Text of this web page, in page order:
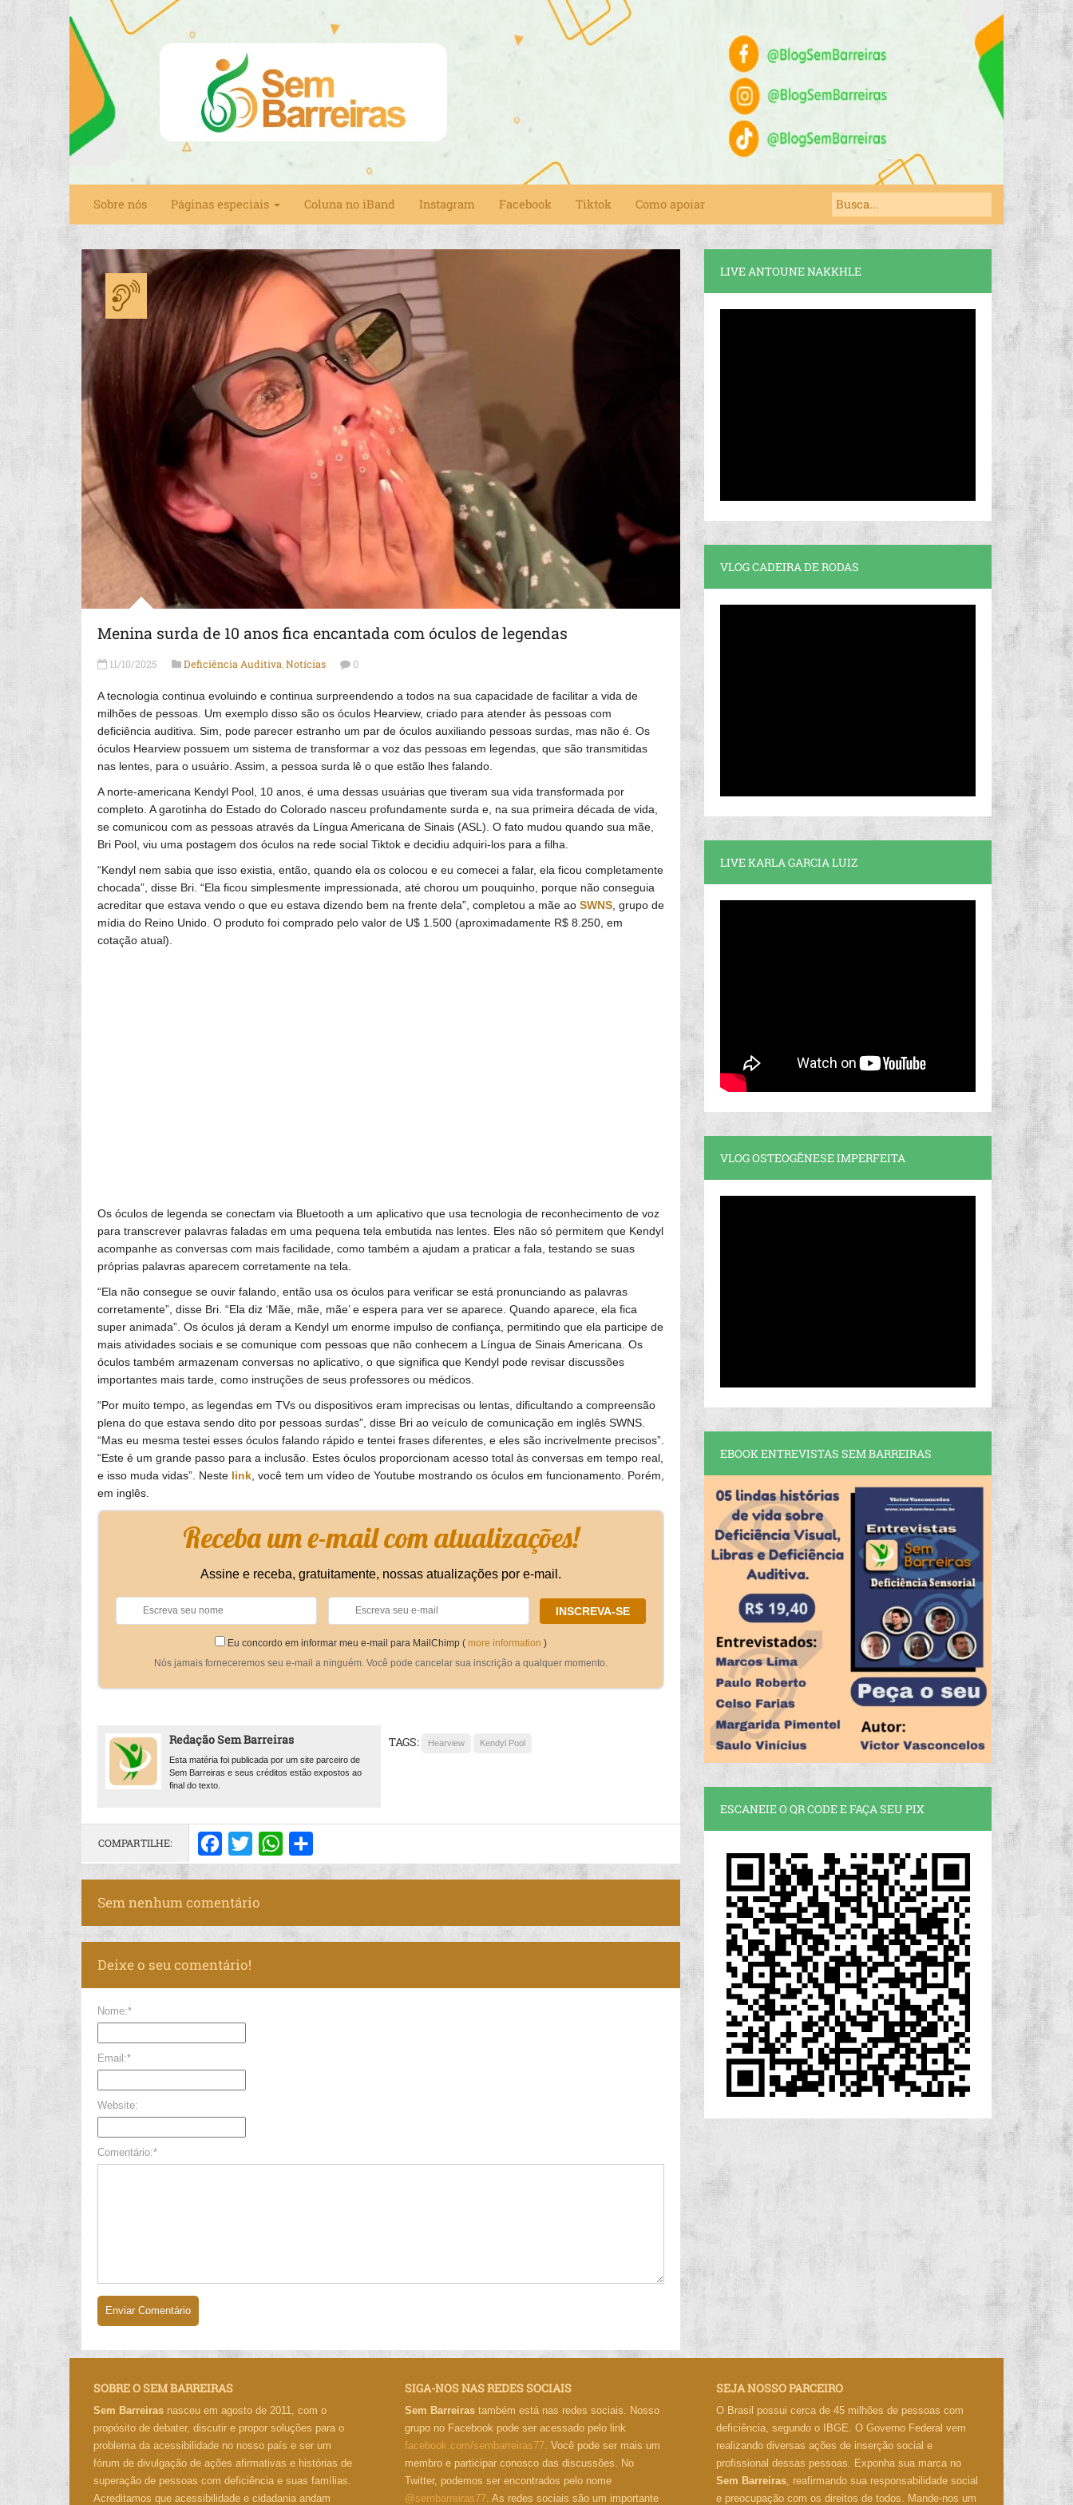
Sobre nós Páginas especiais Coluna no iBand Instagram Facebook Tiktok Como apoiar
Menina surda de 10 anos fica encantada com óculos de legendas
11/10/2025 Deficiência Auditiva,Notícias 0
A tecnologia continua evoluindo e continua surpreendendo a todos na sua capacidade de facilitar a vida de
milhões de pessoas. Um exemplo disso são os óculos Hearview, criado para atender às pessoas com
deficiência auditiva. Sim, pode parecer estranho um par de óculos auxiliando pessoas surdas, mas não é. Os
óculos Hearview possuem um sistema de transformar a voz das pessoas em legendas, que são transmitidas
nas lentes, para o usuário. Assim, a pessoa surda lê o que estão lhes falando.
A norte-americana Kendyl Pool, 10 anos, é uma dessas usuárias que tiveram sua vida transformada por
completo. A garotinha do Estado do Colorado nasceu profundamente surda e, na sua primeira década de vida,
se comunicou com as pessoas através da Língua Americana de Sinais (ASL). O fato mudou quando sua mãe,
Bri Pool, viu uma postagem dos óculos na rede social Tiktok e decidiu adquiri-los para a filha.
“Kendyl nem sabia que isso existia, então, quando ela os colocou e eu comecei a falar, ela ficou completamente
chocada”, disse Bri. “Ela ficou simplesmente impressionada, até chorou um pouquinho, porque não conseguia
acreditar que estava vendo o que eu estava dizendo bem na frente dela”, completou a mãe ao SWNS, grupo de
mídia do Reino Unido. O produto foi comprado pelo valor de U$ 1.500 (aproximadamente R$ 8.250, em
cotação atual).
Os óculos de legenda se conectam via Bluetooth a um aplicativo que usa tecnologia de reconhecimento de voz
para transcrever palavras faladas em uma pequena tela embutida nas lentes. Eles não só permitem que Kendyl
acompanhe as conversas com mais facilidade, como também a ajudam a praticar a fala, testando se suas
próprias palavras aparecem corretamente na tela.
“Ela não consegue se ouvir falando, então usa os óculos para verificar se está pronunciando as palavras
corretamente”, disse Bri. “Ela diz ‘Mãe, mãe, mãe’ e espera para ver se aparece. Quando aparece, ela fica
super animada”. Os óculos já deram a Kendyl um enorme impulso de confiança, permitindo que ela participe de
mais atividades sociais e se comunique com pessoas que não conhecem a Língua de Sinais Americana. Os
óculos também armazenam conversas no aplicativo, o que significa que Kendyl pode revisar discussões
importantes mais tarde, como instruções de seus professores ou médicos.
“Por muito tempo, as legendas em TVs ou dispositivos eram imprecisas ou lentas, dificultando a compreensão
plena do que estava sendo dito por pessoas surdas”, disse Bri ao veículo de comunicação em inglês SWNS.
“Mas eu mesma testei esses óculos falando rápido e tentei frases diferentes, e eles são incrivelmente precisos”.
“Este é um grande passo para a inclusão. Estes óculos proporcionam acesso total às conversas em tempo real,
e isso muda vidas”. Neste link, você tem um vídeo de Youtube mostrando os óculos em funcionamento. Porém,
em inglês.
Receba um e-mail com atualizações!
Assine e receba, gratuitamente, nossas atualizações por e-mail.
Eu concordo em informar meu e-mail para MailChimp ( more information )
Nós jamais forneceremos seu e-mail a ninguém. Você pode cancelar sua inscrição a qualquer momento.
Redação Sem Barreiras
Esta matéria foi publicada por um site parceiro de
Sem Barreiras e seus créditos estão expostos ao
final do texto.
TAGS: Hearview Kendyl Pool
COMPARTILHE: Facebook
Twitter WhatsApp
Sem nenhum comentário
Deixe o seu comentário!
Nome:*
Email:*
Website:
Comentário:*
LIVE ANTOUNE NAKKHLE
VLOG CADEIRA DE RODAS
LIVE KARLA GARCIA LUIZ
VLOG OSTEOGÊNESE IMPERFEITA
EBOOK ENTREVISTAS SEM BARREIRAS
ESCANEIE O QR CODE E FAÇA SEU PIX
SOBRE O SEM BARREIRAS
Sem Barreiras nasceu em agosto de 2011, com o
propósito de debater, discutir e propor soluções para o
problema da acessibilidade no nosso país e ser um
fórum de divulgação de ações afirmativas e histórias de
superação de pessoas com deficiência e suas famílias.
Acreditamos que acessibilidade e cidadania andam
SIGA-NOS NAS REDES SOCIAIS
Sem Barreiras também está nas redes sociais. Nosso
grupo no Facebook pode ser acessado pelo link
facebook.com/sembarreiras77. Você pode ser mais um
membro e participar conosco das discussões. No
Twitter, podemos ser encontrados pelo nome
@sembarreiras77. As redes sociais são um importante
SEJA NOSSO PARCEIRO
O Brasil possui cerca de 45 milhões de pessoas com
deficiência, segundo o IBGE. O Governo Federal vem
realizando diversas ações de inserção social e
profissional dessas pessoas. Exponha sua marca no
Sem Barreiras, reafirmando sua responsabilidade social
e preocupação com os direitos de todos. Mande-nos um